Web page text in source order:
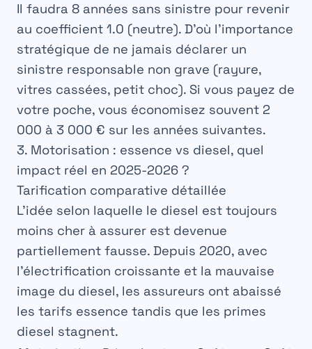
Il faudra 8 années sans sinistre pour revenir
au coefficient 1.0 (neutre). D’où l’importance
stratégique de ne jamais déclarer un
sinistre responsable non grave (rayure,
vitres cassées, petit choc). Si vous payez de
votre poche, vous économisez souvent 2
000 à 3 000 € sur les années suivantes.
3. Motorisation : essence vs diesel, quel
impact réel en 2025-2026 ?
Tarification comparative détaillée
L’idée selon laquelle le diesel est toujours
moins cher à assurer est devenue
partiellement fausse. Depuis 2020, avec
l’électrification croissante et la mauvaise
image du diesel, les assureurs ont abaissé
les tarifs essence tandis que les primes
diesel stagnent.